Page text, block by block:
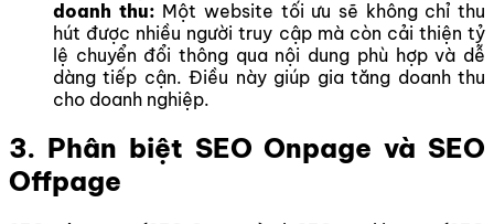
doanh thu: Một website tối ưu sẽ không chỉ thu
hút được nhiều người truy cập mà còn cải thiện tỷ
lệ chuyển đổi thông qua nội dung phù hợp và dễ
dàng tiếp cận. Điều này giúp gia tăng doanh thu
cho doanh nghiệp.
3. Phân biệt SEO Onpage và SEO
Offpage